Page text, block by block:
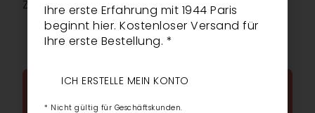
Zusätzliche Informationen
HÄUFIG GESTELLTE
Ihre erste Erfahrung mit 1944 Paris
beginnt hier. Kostenloser Versand für
Ihre erste Bestellung. *
ICH ERSTELLE MEIN KONTO
* Nicht gültig für Geschäftskunden.